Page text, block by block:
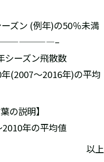
(例年)の50％未満
ズン飛散数
～2016年)の平均
の説明】
の平均値
以上